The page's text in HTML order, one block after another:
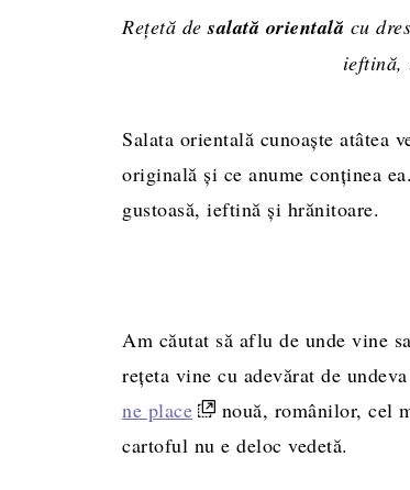
Rețetă desalată orientală cu
ieftină,
Salata orientală cunoaște atâtea
originală și ce anume conținea
gustoasă, ieftină și hrănitoare.
Am căutat să aflu de unde vine
rețeta vine cu adevărat de
ne place
nouă, românilor, cel
cartoful nu e deloc vedetă.